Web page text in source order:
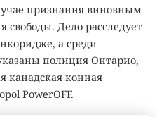
признания виновным
свободы. Дело расследует
а среди
полиция Онтарио,
канадская конная
PowerOFF.